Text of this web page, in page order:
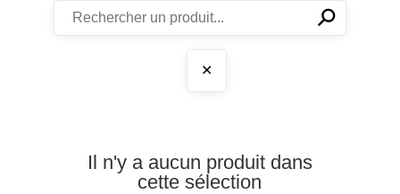
✕⚲
✕
Il n'y a aucun produit dans
cette sélection